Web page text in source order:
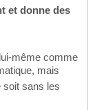
et donne des
même comme
mais
soit sans les